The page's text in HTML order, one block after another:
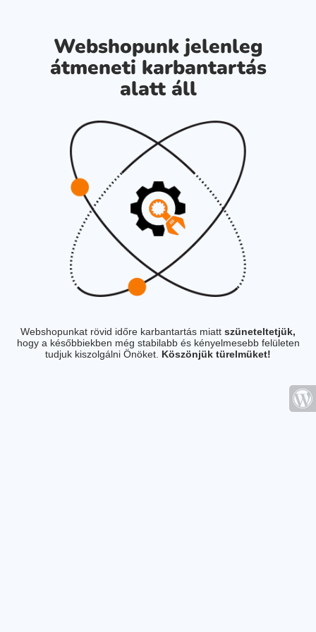
Webshopunk jelenleg
átmeneti karbantartás
alatt áll
Webshopunkat rövid időre karbantartás miatt szüneteltetjük,
hogy a későbbiekben még stabilabb és kényelmesebb felületen
tudjuk kiszolgálni Önöket. Köszönjük türelmüket!